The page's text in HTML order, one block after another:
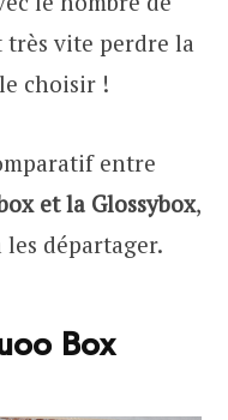
très vite perdre la
choisir !
entre
et la Glossybox,
départager.
Box